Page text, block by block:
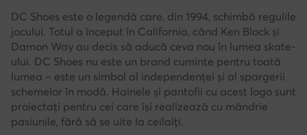
DC Shoes este o legendă care, din 1994, schimbă regulile
jocului. Totul a început în California, când Ken Block și
Damon Way au decis să aducă ceva nou în lumea skate-
ului. DC Shoes nu este un brand cuminte pentru toată
lumea – este un simbol al independenței și al spargerii
schemelor în modă. Hainele și pantofii cu acest logo sunt
proiectați pentru cei care își realizează cu mândrie
pasiunile, fără să se uite la ceilalți.